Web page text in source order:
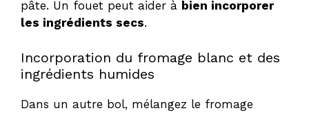
pâte. Un fouet peut aider à bien incorporer
les ingrédients secs.
Incorporation du fromage blanc et des
ingrédients humides
Dans un autre bol, mélangez le fromage